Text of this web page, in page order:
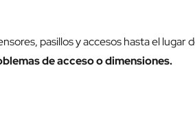
pasillos y accesos hasta el lugar
de acceso o dimensiones.